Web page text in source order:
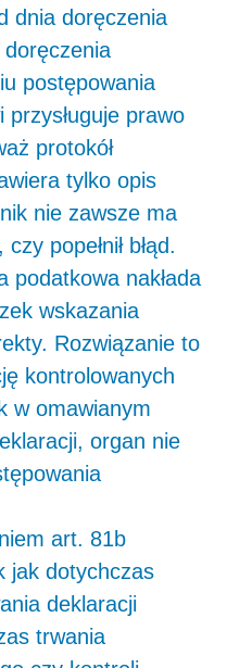
dnia doręczenia
doręczenia
postępowania
prawo
protokół
tylko opis
nie zawsze ma
popełnił błąd.
podatkowa nakłada
wskazania
Rozwiązanie to
kontrolowanych
w omawianym
organ nie
art. 81b
jak dotychczas
deklaracji
trwania